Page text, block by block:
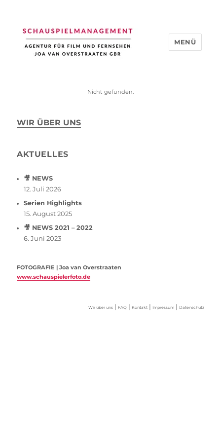
MENÜ
Nicht gefunden.
WIR ÜBER UNS
AKTUELLES
🎥 NEWS
12. Juli 2026
Serien Highlights
15. August 2025
🎥 NEWS 2021 – 2022
6. Juni 2023
FOTOGRAFIE | Joa van Overstraaten
www.schauspielerfoto.de
Wir über uns| FAQ| Kontakt| Impressum| Datenschutz